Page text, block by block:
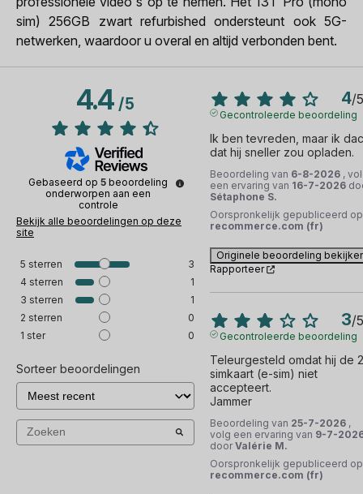
sim) 256GB zwart refurbished ondersteunt ook 5G-
netwerken, waardoor u overal en altijd verbonden bent.
4.4/5
Gebaseerd op 5 beoordeling
onderworpen aan een
controle
Bekijk alle beoordelingen op deze
site
5 sterren
3
4 sterren
1
3 sterren
1
2 sterren
0
1 ster 0
Sorteer beoordelingen
4/5
Gecontroleerde beoordeling
Ik ben tevreden, maar ik
dat hij sneller zou opladen.
Beoordeling van 6-8-2026 ,
een ervaring van 16-7-2026
Sétaphone S.
Oorspronkelijk gepubliceerd op
recommerce.com (fr)
Originele beoordeling
Rapporteer
3/5
Gecontroleerde beoordeling
Teleurgesteld omdat hij de
simkaart (e-sim) niet
accepteert.
Jammer
Beoordeling van 25-7-2026 ,
volg een ervaring van 9-7-
door Valérie M.
Oorspronkelijk gepubliceerd op
recommerce.com (fr)